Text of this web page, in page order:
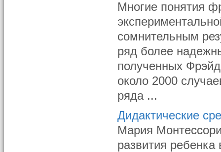
Многие понятия
сомнительным
ряд более
полученных
около 2000
ряда ...
Дидактические
Мария
развития